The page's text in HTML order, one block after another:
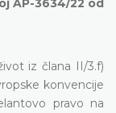
AP-3634/22 od
iz člana II/3.f)
konvencije
pravo na